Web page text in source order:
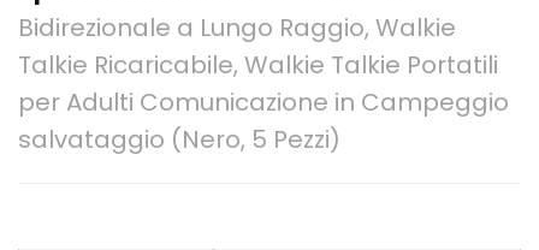
Bidirezionale a Lungo Raggio, Walkie
Talkie Ricaricabile, Walkie Talkie Portatili
per Adulti Comunicazione in Campeggio
salvataggio (Nero, 5 Pezzi)